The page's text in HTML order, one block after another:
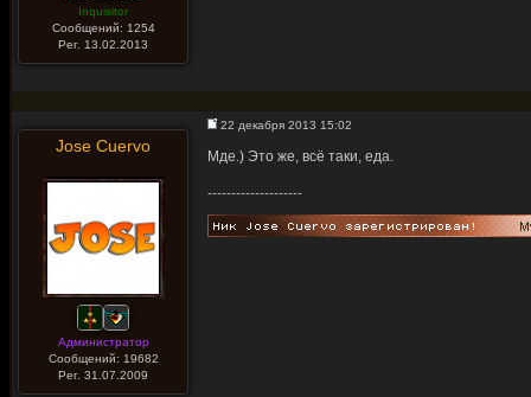
Inquisitor
Сообщений: 1254
Рег. 13.02.2013
Jose Cuervo
Администратор
Сообщений: 19682
Рег. 31.07.2009
22 декабря 2013 15:02
Мде.) Это же, всё таки, еда.
--------------------